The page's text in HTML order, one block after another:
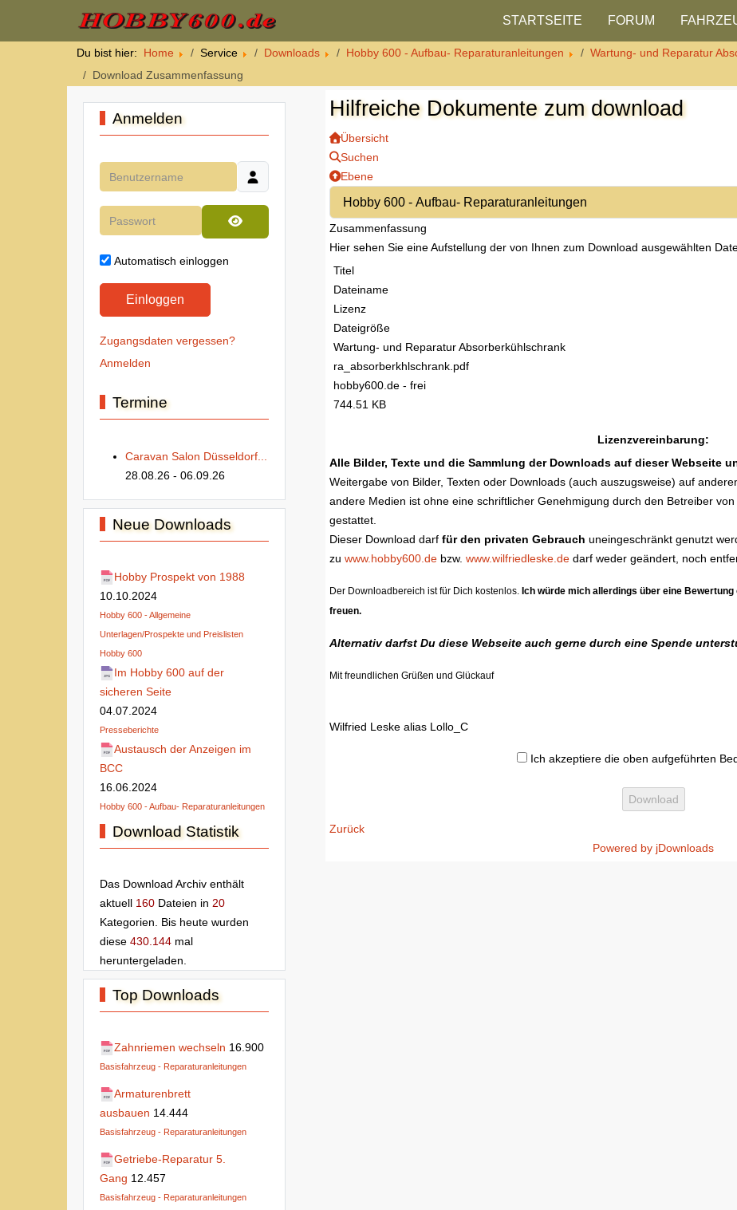
STARTSEITE FORUM
Du bist hier: Home Service Downloads Hobby 600 - Aufbau- Reparaturanleitungen
Wartung- und Reparatur
Download Zusammenfassung
Anmelden
Passwort anzeigen
Automatisch einloggen
Einloggen
Zugangsdaten vergessen?
Anmelden
Termine
Caravan Salon Düsseldorf...
28.08.26 - 06.09.26
Neue Downloads
Hobby Prospekt von 1988
10.10.2024
Hobby 600 - Allgemeine
Unterlagen/Prospekte und Preislisten
Hobby 600
Im Hobby 600 auf der
sicheren Seite
04.07.2024
Presseberichte
Austausch der Anzeigen im
BCC
16.06.2024
Hobby 600 - Aufbau- Reparaturanleitungen
Download Statistik
Das Download Archiv enthält
aktuell 160 Dateien in 20
Kategorien. Bis heute wurden
diese 430.144 mal
heruntergeladen.
Top Downloads
Zahnriemen wechseln 16.900
Basisfahrzeug - Reparaturanleitungen
Armaturenbrett
ausbauen 14.444
Basisfahrzeug - Reparaturanleitungen
Getriebe-Reparatur 5.
Gang 12.457
Basisfahrzeug - Reparaturanleitungen
Hilfreiche Dokumente zum download
Übersicht
Suchen
Ebene
Zusammenfassung
Hier sehen Sie eine Aufstellung der von Ihnen zum Download ausgewählten
Titel
Dateiname
Lizenz
Dateigröße
Wartung- und Reparatur Absorberkühlschrank
ra_absorberkhlschrank.pdf
hobby600.de - frei
744.51 KB
Lizenzvereinbarung:
Alle Bilder, Texte und die Sammlung der Downloads auf dieser Webseite
Weitergabe von Bilder, Texten oder Downloads (auch auszugsweise) auf
andere Medien ist ohne eine schriftlicher Genehmigung durch den Betreiber
gestattet.
Dieser Download darf für den privaten Gebrauch uneingeschränkt genutzt
zu www.hobby600.de bzw. www.wilfriedleske.de darf weder geändert, noch
Der Downloadbereich ist für Dich kostenlos. Ich würde mich allerdings über eine
freuen.
Alternativ darfst Du diese Webseite auch gerne durch eine Spende
Mit freundlichen Grüßen und Glückauf
Wilfried Leske alias Lollo_C
Ich akzeptiere die oben aufgeführten
Zurück
Powered by jDownloads